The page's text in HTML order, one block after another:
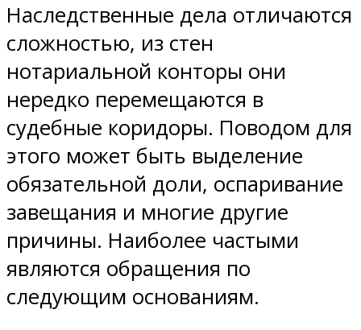
Наследственные дела отличаются
сложностью, из стен
нотариальной конторы они
нередко перемещаются в
судебные коридоры. Поводом для
этого может быть выделение
обязательной доли, оспаривание
завещания и многие другие
причины. Наиболее частыми
являются обращения по
следующим основаниям.